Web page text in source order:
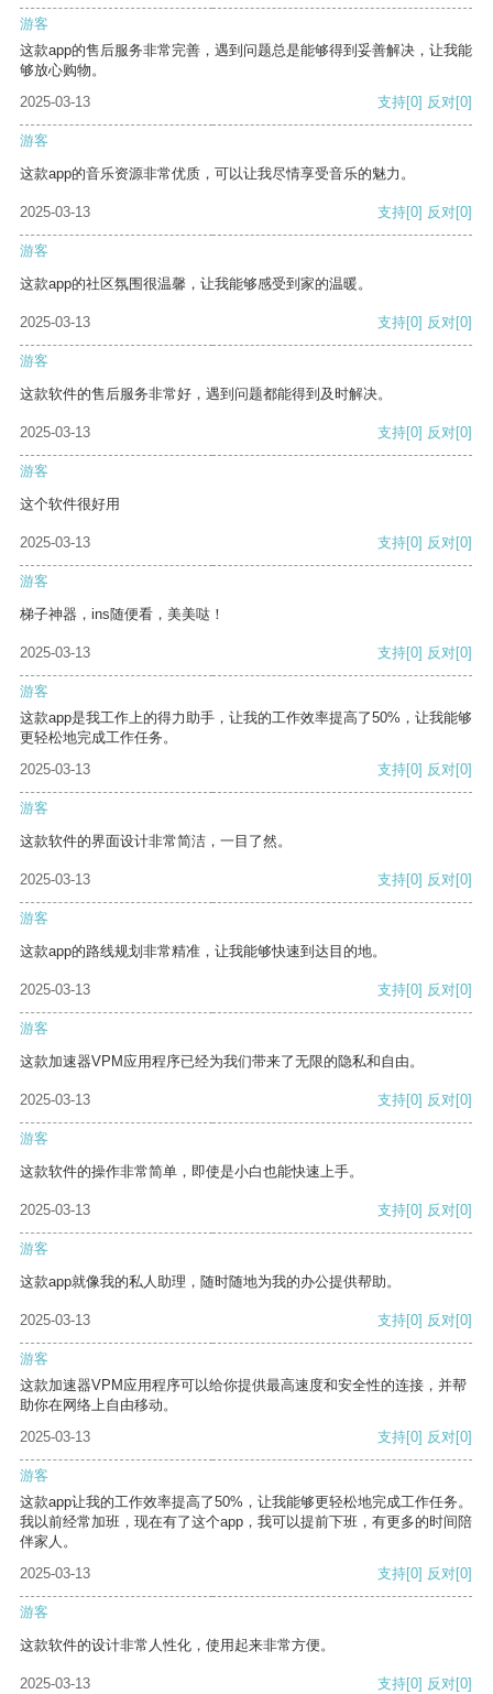
游客
这款app的售后服务非常完善，遇到问题总是能够得到妥善解决，让我能
够放心购物。
2025-03-13
支持[0] 反对[0]
游客
这款app的音乐资源非常优质，可以让我尽情享受音乐的魅力。
2025-03-13 支持[0] 反对[0]
游客
这款app的社区氛围很温馨，让我能够感受到家的温暖。
2025-03-13 支持[0] 反对[0]
游客
这款软件的售后服务非常好，遇到问题都能得到及时解决。
2025-03-13 支持[0] 反对[0]
游客
这个软件很好用
2025-03-13 支持[0] 反对[0]
游客
梯子神器，ins随便看，美美哒！
2025-03-13 支持[0] 反对[0]
游客
这款app是我工作上的得力助手，让我的工作效率提高了50%，让我能够
更轻松地完成工作任务。
2025-03-13
支持[0] 反对[0]
游客
这款软件的界面设计非常简洁，一目了然。
2025-03-13 支持[0] 反对[0]
游客
这款app的路线规划非常精准，让我能够快速到达目的地。
2025-03-13 支持[0] 反对[0]
游客
这款加速器VPM应用程序已经为我们带来了无限的隐私和自由。
2025-03-13 支持[0] 反对[0]
游客
这款软件的操作非常简单，即使是小白也能快速上手。
2025-03-13 支持[0] 反对[0]
游客
这款app就像我的私人助理，随时随地为我的办公提供帮助。
2025-03-13 支持[0] 反对[0]
游客
这款加速器VPM应用程序可以给你提供最高速度和安全性的连接，并帮
助你在网络上自由移动。
2025-03-13
支持[0] 反对[0]
游客
这款app让我的工作效率提高了50%，让我能够更轻松地完成工作任务。
我以前经常加班，现在有了这个app，我可以提前下班，有更多的时间陪
伴家人。
2025-03-13
支持[0] 反对[0]
游客
这款软件的设计非常人性化，使用起来非常方便。
2025-03-13 支持[0] 反对[0]